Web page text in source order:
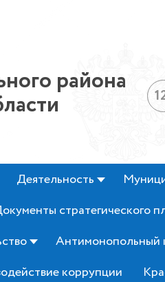
района
Деятельность
стратегического
Антимонопольный
коррупции